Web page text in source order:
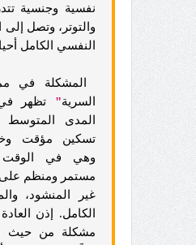
نفسية وجنسية
والتوتر، وتصل
النفسي الكامل
المشكلة في
السرية"
تظهر
المدى المتوسط
تسكين مؤقت
وهي في الوقت
مستمر ومنظم
غير المنشود،
الكامل. إذن
مشكلة من حيث